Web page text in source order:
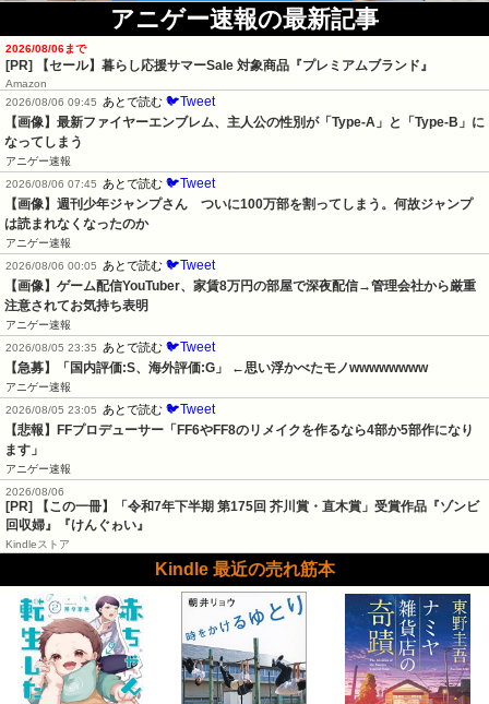
アニゲー速報の最新記事
2026/08/06まで
[PR] 【セール】暮らし応援サマーSale 対象商品『プレミアムブランド』
Amazon
2026/08/06 09:45
あとで読む 🐦Tweet
【画像】最新ファイヤーエンブレム、主人公の性別が「Type-A」と「Type-B」に
なってしまう
アニゲー速報
2026/08/06 07:45
あとで読む 🐦Tweet
【画像】週刊少年ジャンプさん　ついに100万部を割ってしまう。何故ジャンプ
は読まれなくなったのか
アニゲー速報
2026/08/06 00:05
あとで読む 🐦Tweet
【画像】ゲーム配信YouTuber、家賃8万円の部屋で深夜配信→管理会社から厳重
注意されてお気持ち表明
アニゲー速報
2026/08/05 23:35
あとで読む 🐦Tweet
【急募】「国内評価:S、海外評価:G」 ←思い浮かべたモノwwwwwwww
アニゲー速報
2026/08/05 23:05
あとで読む 🐦Tweet
【悲報】FFプロデューサー「FF6やFF8のリメイクを作るなら4部か5部作になり
ます」
アニゲー速報
2026/08/06
[PR] 【この一冊】「令和7年下半期 第175回 芥川賞・直木賞」受賞作品『ゾンビ
回収婦』『けんぐゎい』
Kindleストア
Kindle 最近の売れ筋本